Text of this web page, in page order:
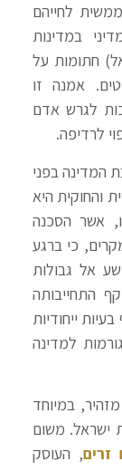
לחייהם
במדינות
חתומות על
אמנה זו
לגרש אדם
לרדיפה.
המדינה בפני
והחוקית היא
אשר הסכנה
כי ברגע
אל גבולות
התחייבותה
ייחודיות
למדינה
במיוחד
ישראל. משום
זרים, העוסק